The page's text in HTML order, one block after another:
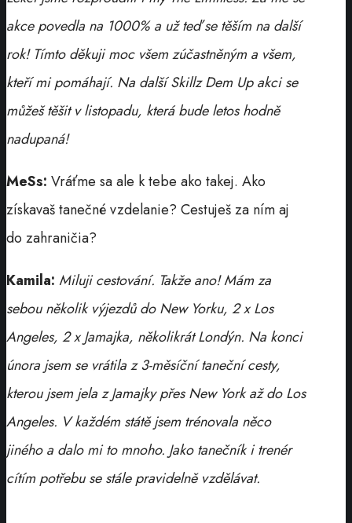
akce povedla na 1000% a už teď se těším na další
rok! Tímto děkuji moc všem zúčastněným a všem,
kteří mi pomáhají. Na další Skillz Dem Up akci se
můžeš těšit v listopadu, která bude letos hodně
nadupaná!
MeSs: Vráťme sa ale k tebe ako takej. Ako
získavaš tanečné vzdelanie? Cestuješ za ním aj
do zahraničia?
Kamila: Miluji cestování. Takže ano! Mám za
sebou několik výjezdů do New Yorku, 2 x Los
Angeles, 2 x Jamajka, několikrát Londýn. Na konci
února jsem se vrátila z 3-měsíční taneční cesty,
kterou jsem jela z Jamajky přes New York až do Los
Angeles. V každém státě jsem trénovala něco
jiného a dalo mi to mnoho. Jako tanečník i trenér
cítím potřebu se stále pravidelně vzdělávat.